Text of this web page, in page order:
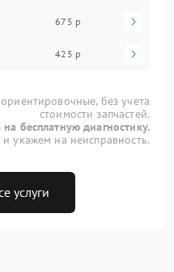
675 р
425 р
без учета
стоимости запчастей.
на бесплатную диагностику.
укажем на неисправность.
услуги